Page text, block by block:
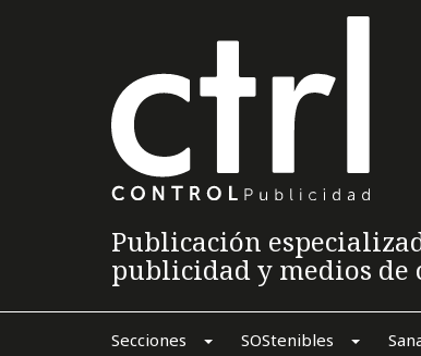
Publicación
publicidad y medios de
Secciones SOStenibles